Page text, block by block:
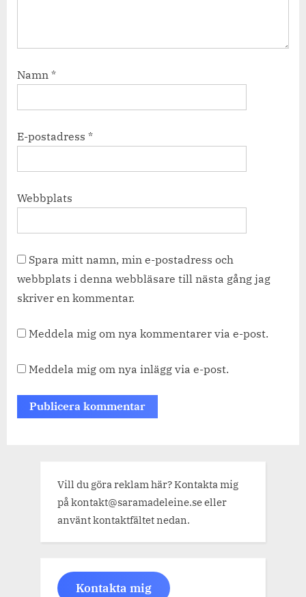
Namn *
E-postadress *
Webbplats
Spara mitt namn, min e-postadress och
webbplats i denna webbläsare till nästa gång jag
skriver en kommentar.
Meddela mig om nya kommentarer via e-post.
Meddela mig om nya inlägg via e-post.
Vill du göra reklam här? Kontakta mig
på kontakt@saramadeleine.se eller
använt kontaktfältet nedan.
Kontakta mig